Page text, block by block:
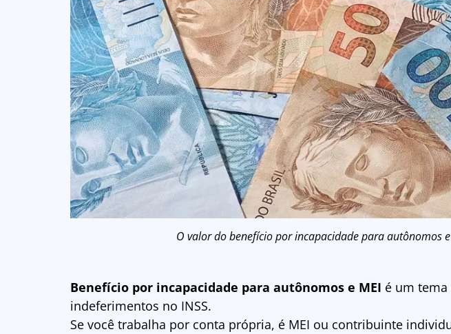
O valor do benefício por incapacidade para autônomos
Benefício por incapacidade para autônomos e MEI é um
indeferimentos no INSS.
Se você trabalha por conta própria, é MEI ou contribuinte